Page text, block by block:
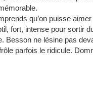
qu’on puisse
fort, intense pour sortir
Besson ne lésine pas
parfois le ridicule.